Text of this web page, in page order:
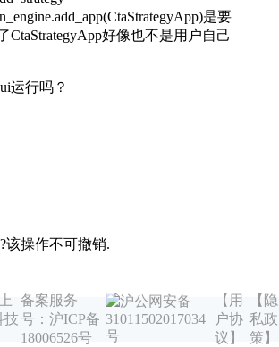
是要
CtaStrategyApp好像也不是用户自己
运行吗？
该操作不可撤销.
技
备案服务
号：沪ICP备
18006526号
沪公网安备
31011502017034
号
【用
户协
议】
【隐
私政
策】